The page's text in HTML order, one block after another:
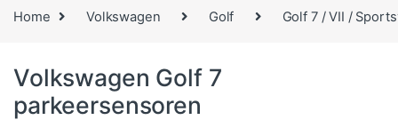
Home Volkswagen Golf Golf 7 / VII /
Volkswagen Golf 7
parkeersensoren